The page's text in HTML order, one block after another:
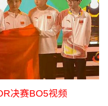
决赛BO5视频